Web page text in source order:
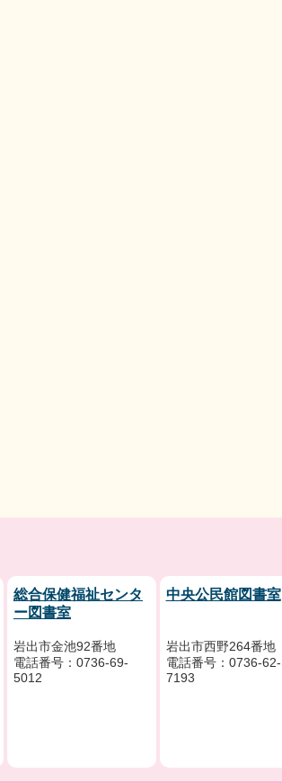
総合保健福祉センタ
ー図書室
岩出市金池92番地
電話番号：0736-69-
5012
中央公民館図書室
岩出市西野264番地
電話番号：0736-62-
7193